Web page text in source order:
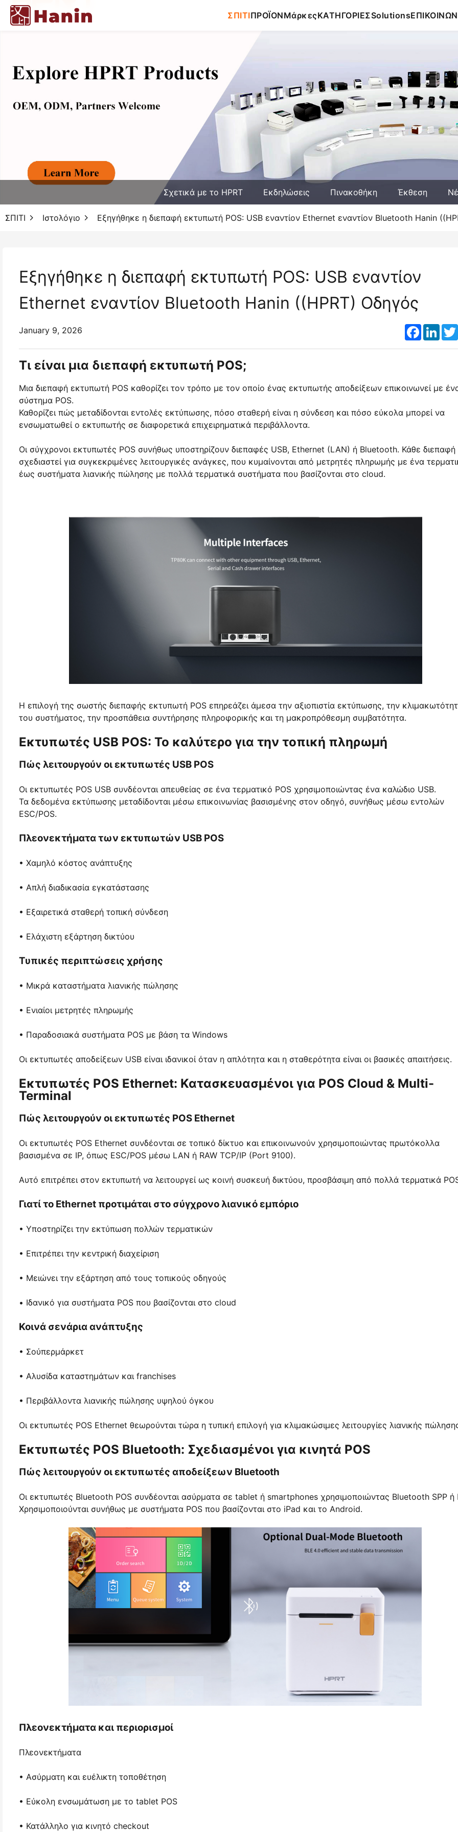
ΣΠΙΤΙΠΡΟΪΟΝΜάρκεςΚΑΤΗΓΟΡΙΕΣSolutions
Σχετικά με το HPRT Εκδηλώσεις Πινακοθήκη Έκθεση
ΣΠΙΤΙ Ιστολόγιο Εξηγήθηκε η διεπαφή εκτυπωτή POS: USB εναντίον Ethernet εναντίον Bluetooth Hanin
Εξηγήθηκε η διεπαφή εκτυπωτή POS: USB εναντίον
Ethernet εναντίον Bluetooth Hanin ((HPRT) Οδηγός
January 9, 2026
Τι είναι μια διεπαφή εκτυπωτή POS;
Μια διεπαφή εκτυπωτή POS καθορίζει τον τρόπο με τον οποίο ένας εκτυπωτής αποδείξεων επικοινωνεί με
σύστημα POS.
Καθορίζει πώς μεταδίδονται εντολές εκτύπωσης, πόσο σταθερή είναι η σύνδεση και πόσο εύκολα μπορεί να
ενσωματωθεί ο εκτυπωτής σε διαφορετικά επιχειρηματικά περιβάλλοντα.
Οι σύγχρονοι εκτυπωτές POS συνήθως υποστηρίζουν διεπαφές USB, Ethernet (LAN) ή Bluetooth. Κάθε διεπαφή
σχεδιαστεί για συγκεκριμένες λειτουργικές ανάγκες, που κυμαίνονται από μετρητές πληρωμής με ένα
έως συστήματα λιανικής πώλησης με πολλά τερματικά συστήματα που βασίζονται στο cloud.
Η επιλογή της σωστής διεπαφής εκτυπωτή POS επηρεάζει άμεσα την αξιοπιστία εκτύπωσης, την
του συστήματος, την προσπάθεια συντήρησης πληροφορικής και τη μακροπρόθεσμη συμβατότητα.
Εκτυπωτές USB POS: Το καλύτερο για την τοπική πληρωμή
Πώς λειτουργούν οι εκτυπωτές USB POS
Οι εκτυπωτές POS USB συνδέονται απευθείας σε ένα τερματικό POS χρησιμοποιώντας ένα καλώδιο USB.
Τα δεδομένα εκτύπωσης μεταδίδονται μέσω επικοινωνίας βασισμένης στον οδηγό, συνήθως μέσω εντολών
ESC/POS.
Πλεονεκτήματα των εκτυπωτών USB POS
• Χαμηλό κόστος ανάπτυξης
• Απλή διαδικασία εγκατάστασης
• Εξαιρετικά σταθερή τοπική σύνδεση
• Ελάχιστη εξάρτηση δικτύου
Τυπικές περιπτώσεις χρήσης
• Μικρά καταστήματα λιανικής πώλησης
• Ενιαίοι μετρητές πληρωμής
• Παραδοσιακά συστήματα POS με βάση τα Windows
Οι εκτυπωτές αποδείξεων USB είναι ιδανικοί όταν η απλότητα και η σταθερότητα είναι οι βασικές απαιτήσεις.
Εκτυπωτές POS Ethernet: Κατασκευασμένοι για POS Cloud & Multi-
Terminal
Πώς λειτουργούν οι εκτυπωτές POS Ethernet
Οι εκτυπωτές POS Ethernet συνδέονται σε τοπικό δίκτυο και επικοινωνούν χρησιμοποιώντας πρωτόκολλα
βασισμένα σε IP, όπως ESC/POS μέσω LAN ή RAW TCP/IP (Port 9100).
Αυτό επιτρέπει στον εκτυπωτή να λειτουργεί ως κοινή συσκευή δικτύου, προσβάσιμη από πολλά τερματικά
Γιατί το Ethernet προτιμάται στο σύγχρονο λιανικό εμπόριο
• Υποστηρίζει την εκτύπωση πολλών τερματικών
• Επιτρέπει την κεντρική διαχείριση
• Μειώνει την εξάρτηση από τους τοπικούς οδηγούς
• Ιδανικό για συστήματα POS που βασίζονται στο cloud
Κοινά σενάρια ανάπτυξης
• Σούπερμάρκετ
• Αλυσίδα καταστημάτων και franchises
• Περιβάλλοντα λιανικής πώλησης υψηλού όγκου
Οι εκτυπωτές POS Ethernet θεωρούνται τώρα η τυπική επιλογή για κλιμακώσιμες λειτουργίες λιανικής
Εκτυπωτές POS Bluetooth: Σχεδιασμένοι για κινητά POS
Πώς λειτουργούν οι εκτυπωτές αποδείξεων Bluetooth
Οι εκτυπωτές Bluetooth POS συνδέονται ασύρματα σε tablet ή smartphones χρησιμοποιώντας Bluetooth SPP ή
Χρησιμοποιούνται συνήθως με συστήματα POS που βασίζονται στο iPad και το Android.
Πλεονεκτήματα και περιορισμοί
Πλεονεκτήματα
• Ασύρματη και ευέλικτη τοποθέτηση
• Εύκολη ενσωμάτωση με το tablet POS
• Κατάλληλο για κινητό checkout